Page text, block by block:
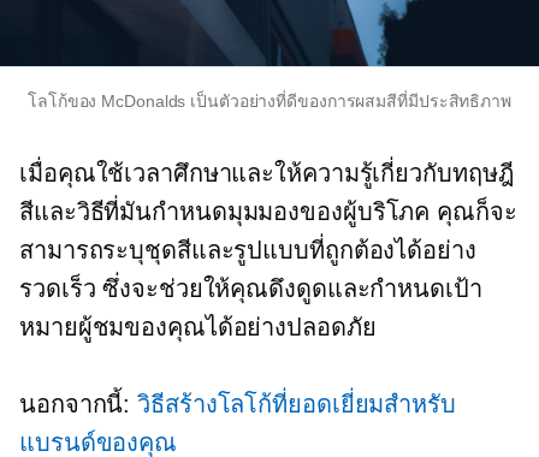
โลโก้ของ McDonalds เป็นตัวอย่างที่ดีของการผสมสีที่มีประสิทธิภาพ
เมื่อคุณใช้เวลาศึกษาและให้ความรู้เกี่ยวกับทฤษฎี
สีและวิธีที่มันกำหนดมุมมองของผู้บริโภค คุณก็จะ
สามารถระบุชุดสีและรูปแบบที่ถูกต้องได้อย่าง
รวดเร็ว ซึ่งจะช่วยให้คุณดึงดูดและกำหนดเป้า
หมายผู้ชมของคุณได้อย่างปลอดภัย
นอกจากนี้:วิธีสร้างโลโก้ที่ยอดเยี่ยมสำหรับ
แบรนด์ของคุณ